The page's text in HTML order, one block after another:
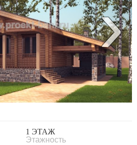
›
1 ЭТАЖ
Этажность